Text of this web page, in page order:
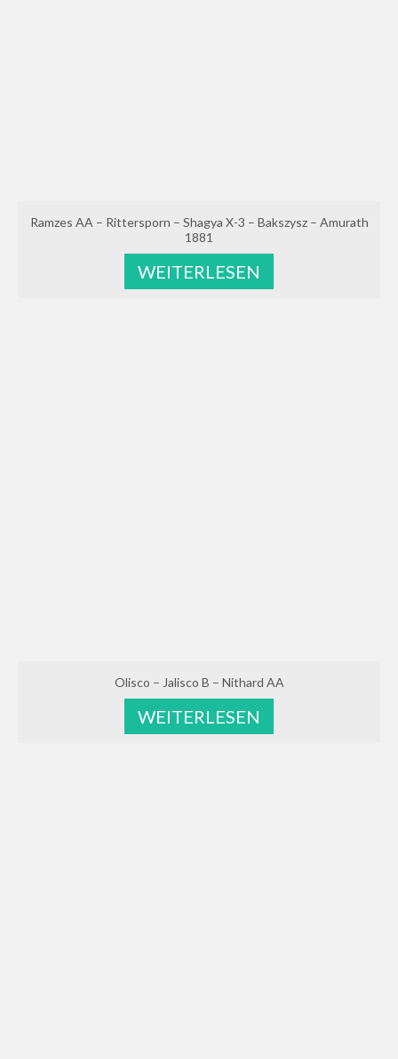
Ramzes AA – Rittersporn – Shagya X-3 – Bakszysz – Amurath
1881
WEITERLESEN
Olisco – Jalisco B – Nithard AA
WEITERLESEN